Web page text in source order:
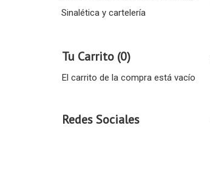
Sinalética y cartelería
Tu Carrito (0)
El carrito de la compra está vacío
Redes Sociales